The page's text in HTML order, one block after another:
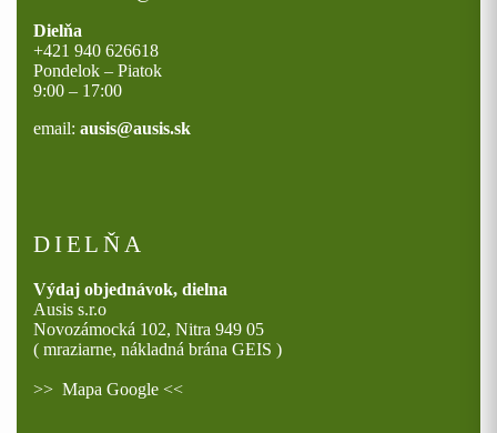
Dielňa
+421 940 626618
Pondelok – Piatok
9:00 – 17:00
email: ausis@ausis.sk
DIELŇA
Výdaj objednávok, dielna
Ausis s.r.o
Novozámocká 102, Nitra 949 05
( mraziarne, nákladná brána GEIS )
>> Mapa Google <<